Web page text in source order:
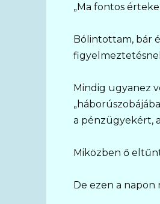
„Ma fontos
Bólintottam, bár
Mindig ugyanez
a pénzügyekért,
Miközben ő
De ezen a